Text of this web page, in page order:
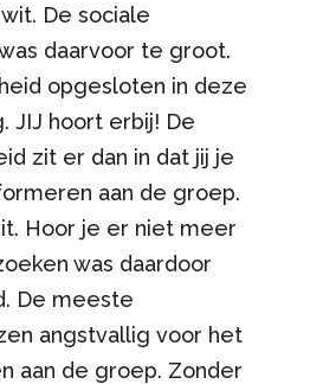
De sociale
daarvoor te groot.
opgesloten in deze
JIJ hoort erbij! De
zit er dan in dat jij je
aan de groep.
Hoor je er niet meer
was daardoor
De meeste
angstvallig voor het
aan de groep. Zonder